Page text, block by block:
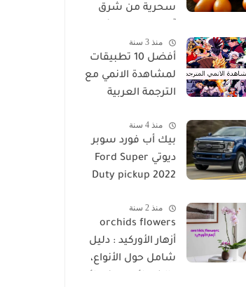
سحرية من شرق
غير عادية
منذ 3 سنة
أفضل 10 تطبيقات
لمشاهدة الانمي مع
الترجمة العربية
منذ 4 سنة
بيك أب فورد سوبر
ديوتي Ford Super
Duty pickup 2022
منذ 2 سنة
orchids flowers
أزهار الأوركيد : دليل
شامل حول الأنواع،